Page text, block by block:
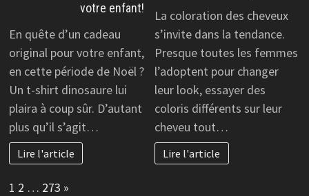
votre enfant!
En quête d’un cadeau
original pour votre enfant,
en cette période de Noël ?
Un t-shirt dinosaure lui
plaira à coup sûr. D’autant
plus qu’il s’agit…
Lire l'article
La coloration des cheveux
s’invite dans la tendance.
Presque toutes les femmes
l’adoptent pour changer
leur look, essayer des
coloris différents sur leur
cheveu tout…
Lire l'article
Page:
1 2 … 273 Next
»